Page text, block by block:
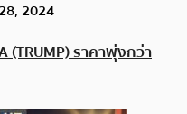
2024
(TRUMP) ราคาพุ่งกว่า